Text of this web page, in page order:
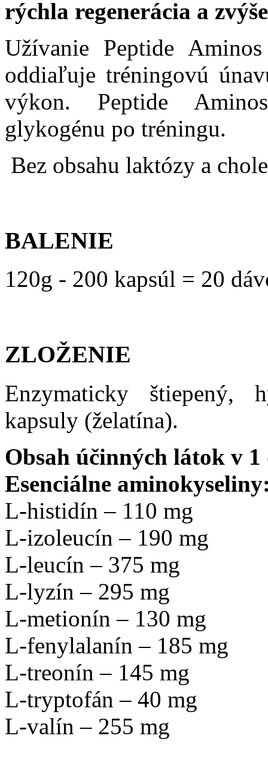
rýchla regenerácia a
Užívanie Peptide
oddiaľuje tréningovú
výkon. Peptide
glykogénu po tréningu.
Bez obsahu laktózy a
BALENIE
120g - 200 kapsúl = 20
ZLOŽENIE
Enzymaticky štiepený,
kapsuly (želatína).
Obsah účinných látok v
Esenciálne
L-histidín – 110 mg
L-izoleucín – 190 mg
L-leucín – 375 mg
L-lyzín – 295 mg
L-metionín – 130 mg
L-fenylalanín – 185 mg
L-treonín – 145 mg
L-tryptofán – 40 mg
L-valín – 255 mg